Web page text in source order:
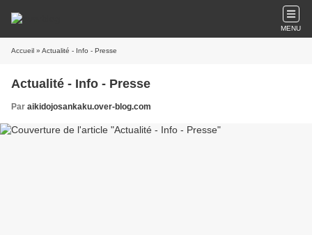
MENU
Accueil » Actualité - Info - Presse
Actualité - Info - Presse
Par aikidojosankaku.over-blog.com